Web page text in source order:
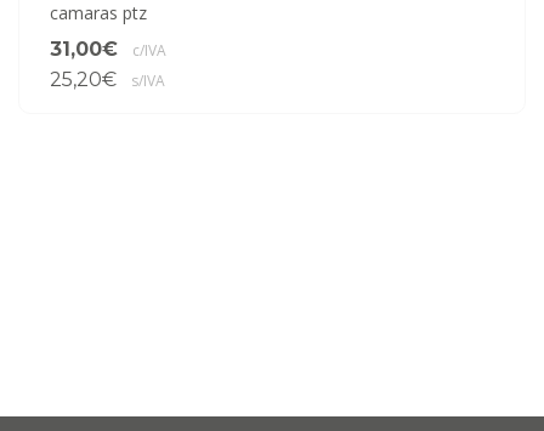
camaras ptz
31,00€
c/IVA
25,20€ s/IVA